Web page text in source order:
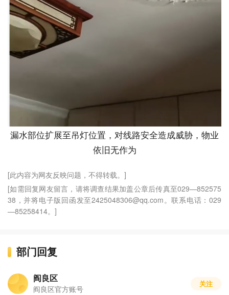
漏水部位扩展至吊灯位置，对线路安全造成威胁，物业
依旧无作为
[此内容为网友反映问题，不得转载。]
[如需回复网友留言，请将调查结果加盖公章后传真至029—852575
38，并将电子版回函发至2425048306@qq.com。联系电话：029
—85258414。]
部门回复
阎良区
阎良区官方账号
关注